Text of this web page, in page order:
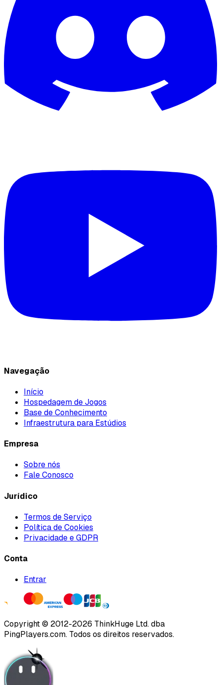
Navegação
Início
Hospedagem de Jogos
Base de Conhecimento
Infraestrutura para Estúdios
Empresa
Sobre nós
Fale Conosco
Jurídico
Termos de Serviço
Política de Cookies
Privacidade e GDPR
Conta
Entrar
Copyright © 2012-2026 ThinkHuge Ltd.dba
PingPlayers.com. Todos os direitos reservados.